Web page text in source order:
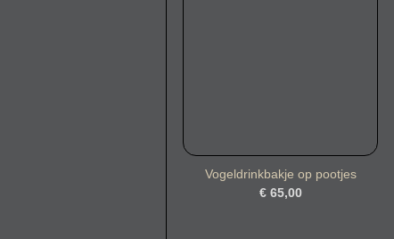
Vogeldrinkbakje op pootjes
€65,00